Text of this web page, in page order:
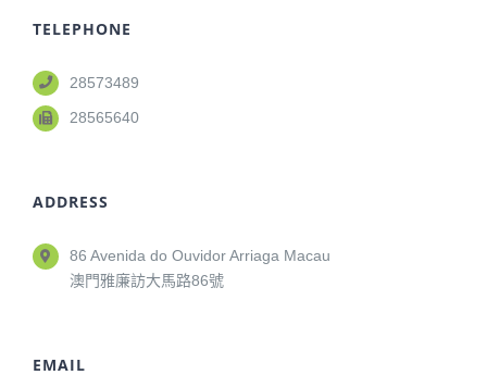
TELEPHONE
28573489
28565640
ADDRESS
86 Avenida do Ouvidor Arriaga Macau
澳門雅廉訪大馬路86號
EMAIL